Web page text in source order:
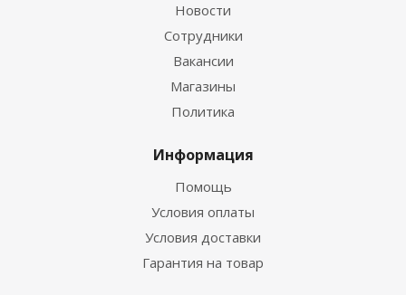
Новости
Сотрудники
Вакансии
Магазины
Политика
Информация
Помощь
Условия оплаты
Условия доставки
Гарантия на товар